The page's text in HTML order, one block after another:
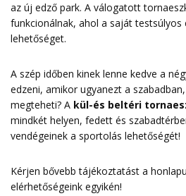
az új edző park. A válogatott
funkcionálnak, ahol a saját testsúlyos
lehetőséget.
A szép időben kinek lenne kedve a
edzeni, amikor ugyanezt a
megteheti? A kül-és beltéri
mindkét helyen, fedett és
vendégeinek a sportolás lehetőségét!
Kérjen bővebb tájékoztatást a
elérhetőségeink egyikén!